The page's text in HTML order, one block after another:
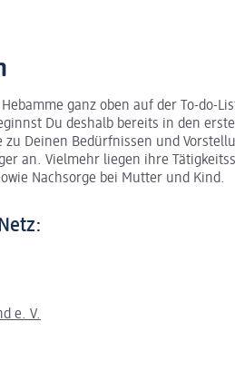
ganz oben auf der To-do-
Du deshalb bereits in den
Deinen Bedürfnissen und
an. Vielmehr liegen ihre
Nachsorge bei Mutter und Kind.
e. V.